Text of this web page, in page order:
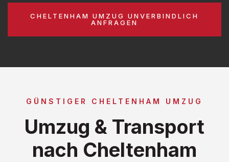
CHELTENHAM UMZUG UNVERBINDLICH
ANFRAGEN
GÜNSTIGER CHELTENHAM UMZUG
Umzug & Transport
nach Cheltenham